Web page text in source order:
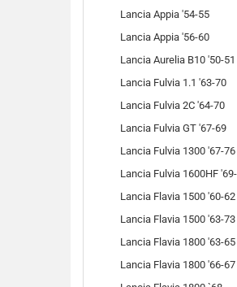
Lancia Appia '54-55
Lancia Appia '56-60
Lancia Aurelia B10 '50-51
Lancia Fulvia 1.1 '63-70
Lancia Fulvia 2C '64-70
Lancia Fulvia GT '67-69
Lancia Fulvia 1300 '67-76
Lancia Fulvia 1600HF
Lancia Flavia 1500 '60-62
Lancia Flavia 1500 '63-73
Lancia Flavia 1800 '63-65
Lancia Flavia 1800 '66-67